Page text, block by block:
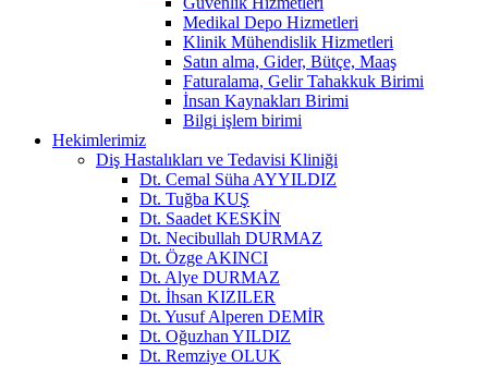
Medikal Depo Hizmetleri
Klinik Mühendislik Hizmetleri
Satın alma, Gider, Bütçe, Maaş
Faturalama, Gelir Tahakkuk Birimi
İnsan Kaynakları Birimi
Bilgi işlem birimi
Hekimlerimiz
Diş Hastalıkları ve Tedavisi Kliniği
Dt. Cemal Süha AYYILDIZ
Dt. Tuğba KUŞ
Dt. Saadet KESKİN
Dt. Necibullah DURMAZ
Dt. Özge AKINCI
Dt. Alye DURMAZ
Dt. İhsan KIZILER
Dt. Yusuf Alperen DEMİR
Dt. Oğuzhan YILDIZ
Dt. Remziye OLUK